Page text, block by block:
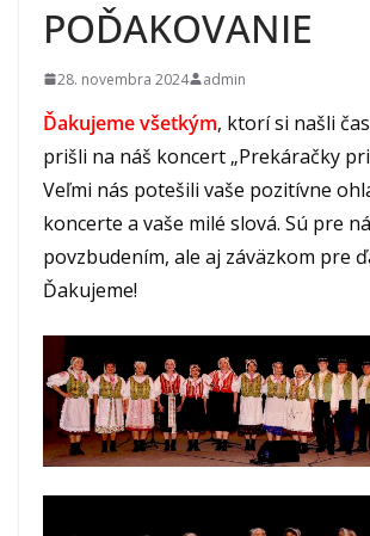
POĎAKOVANIE
28. novembra 2024 admin
Ďakujeme všetkým, ktorí si našli
prišli na náš koncert „Prekáračky
Veľmi nás potešili vaše pozitívne
koncerte a vaše milé slová. Sú pre
povzbudením, ale aj záväzkom pre
Ďakujeme!